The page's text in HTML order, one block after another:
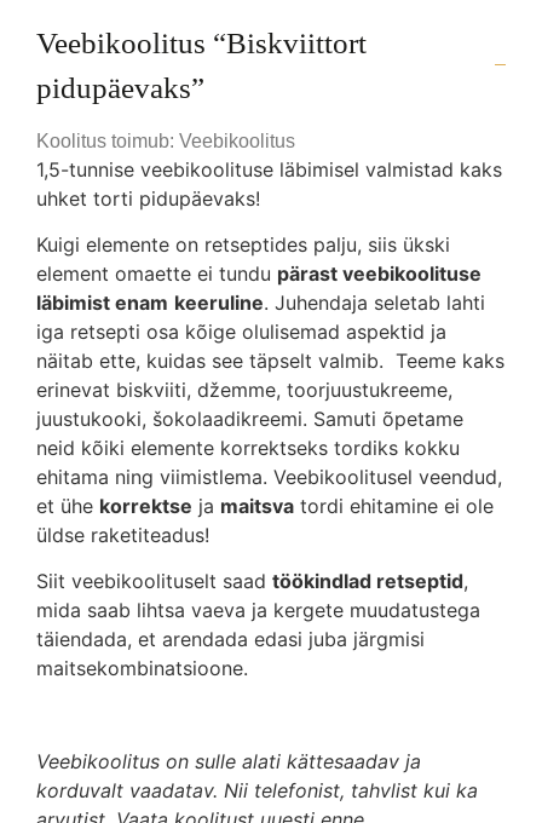
Veebikoolitus “Biskviittort
pidupäevaks”
Koolitus toimub: Veebikoolitus
1,5-tunnise veebikoolituse läbimisel valmistad kaks
uhket torti pidupäevaks!
Kuigi elemente on retseptides palju, siis ükski
element omaette ei tundu pärast veebikoolituse
läbimist enam keeruline. Juhendaja seletab lahti
iga retsepti osa kõige olulisemad aspektid ja
näitab ette, kuidas see täpselt valmib. Teeme kaks
erinevat biskviiti, džemme, toorjuustukreeme,
juustukooki, šokolaadikreemi. Samuti õpetame
neid kõiki elemente korrektseks tordiks kokku
ehitama ning viimistlema. Veebikoolitusel veendud,
et ühe korrektse ja maitsva tordi ehitamine ei ole
üldse raketiteadus!
Siit veebikoolituselt saad töökindlad retseptid,
mida saab lihtsa vaeva ja kergete muudatustega
täiendada, et arendada edasi juba järgmisi
maitsekombinatsioone.
Veebikoolitus on sulle alati kättesaadav ja
korduvalt vaadatav. Nii telefonist, tahvlist kui ka